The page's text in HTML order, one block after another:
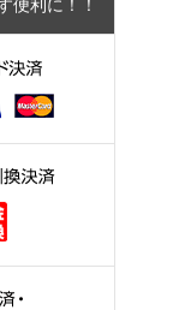
便利に！！